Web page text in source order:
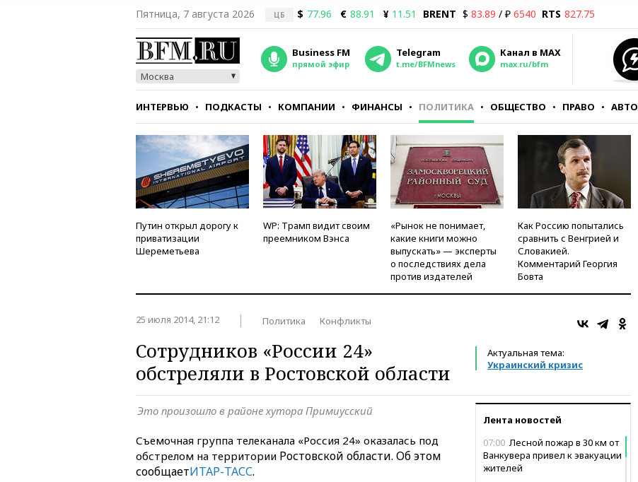
Пятница, 7 августа 2026 ЦБ $ 77.96 € 88.91 ¥ 11.51 BRENT $ 83.89 / ₽ 6540 RTS 827.75
Москва
Business FM
прямой эфир
Telegram
t.me/BFMnews
Канал в MAX
max.ru/bfm
ИНТЕРВЬЮ ПОДКАСТЫ КОМПАНИИ ФИНАНСЫ ПОЛИТИКА ОБЩЕСТВО ПРАВО АВТО
СТИЛЬ ТЕСТЫ
Путин открыл дорогу к
приватизации
Шереметьева
WP: Трамп видит своим
преемником Вэнса
«Рынок не понимает,
какие книги можно
выпускать» — эксперты
о последствиях дела
против издателей
Как Россию попытались
сравнить с Венгрией и
Словакией.
Комментарий Георгия
Бовта
25 июля 2014, 21:12 Политика Конфликты
Актуальная тема:
Украинский кризис
Сотрудников «России 24»
обстреляли в Ростовской области
Лента новостей
07:00 Лесной пожар в 30 км от
Ванкувера привел к эвакуации
жителей
Это произошло в районе хутора Примиусский
Съемочная группа телеканала «Россия 24» оказалась под
обстрелом на территории Ростовской области. Об этом
сообщаетИТАР-ТАСС.